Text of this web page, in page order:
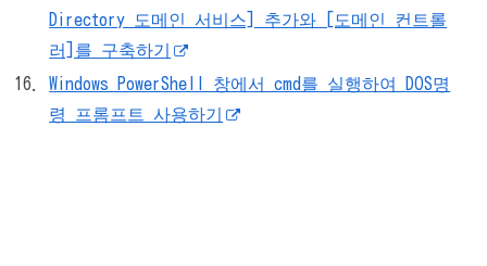
Directory 도메인 서비스] 추가와 [도메인 컨트롤
러]를 구축하기
Windows PowerShell 창에서 cmd를 실행하여 DOS명
령 프롬프트 사용하기